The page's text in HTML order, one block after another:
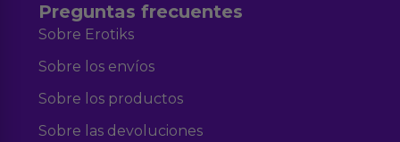
Preguntas frecuentes
Sobre Erotiks
Sobre los envíos
Sobre los productos
Sobre las devoluciones